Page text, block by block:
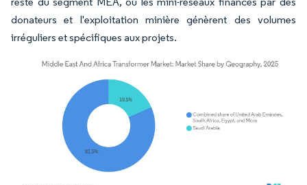
donateurs et l'exploitation minière génèrent des volumes
irréguliers et spécifiques aux projets.